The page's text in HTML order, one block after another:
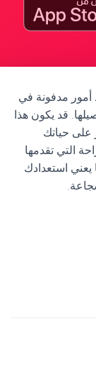
أمور مدفونة في
قد يكون هذا
على حياتك
التي تقدمها
يعني استعدادك